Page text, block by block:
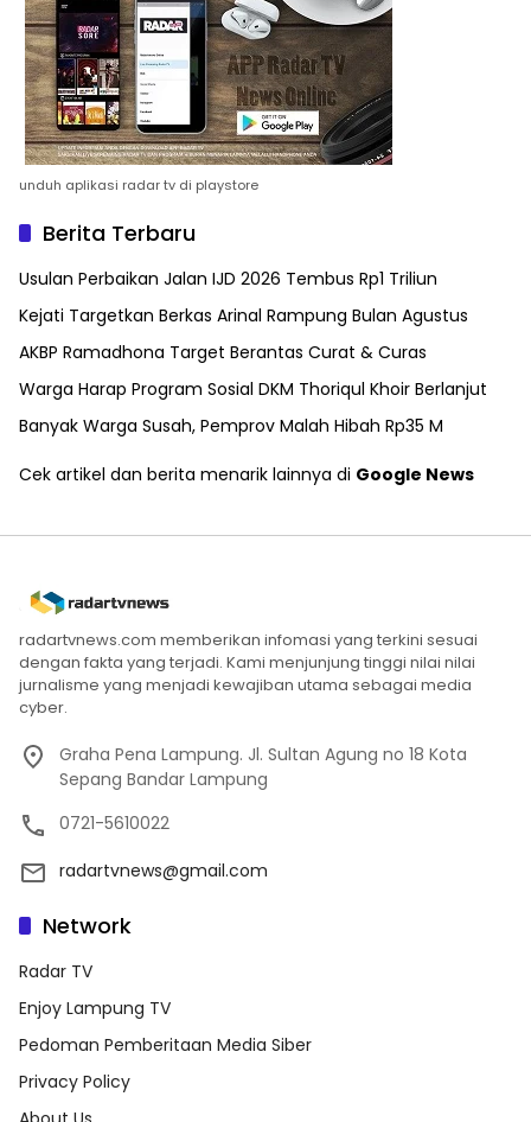
unduh aplikasi radar tv di playstore
Berita Terbaru
Usulan Perbaikan Jalan IJD 2026 Tembus Rp1 Triliun
Kejati Targetkan Berkas Arinal Rampung Bulan Agustus
AKBP Ramadhona Target Berantas Curat & Curas
Warga Harap Program Sosial DKM Thoriqul Khoir Berlanjut
Banyak Warga Susah, Pemprov Malah Hibah Rp35 M
Cek artikel dan berita menarik lainnya di Google News
radartvnews.com memberikan infomasi yang terkini sesuai
dengan fakta yang terjadi. Kami menjunjung tinggi nilai nilai
jurnalisme yang menjadi kewajiban utama sebagai media
cyber.
Graha Pena Lampung. Jl. Sultan Agung no 18 Kota
Sepang Bandar Lampung
0721-5610022
radartvnews@gmail.com
Network
Radar TV
Enjoy Lampung TV
Pedoman Pemberitaan Media Siber
Privacy Policy